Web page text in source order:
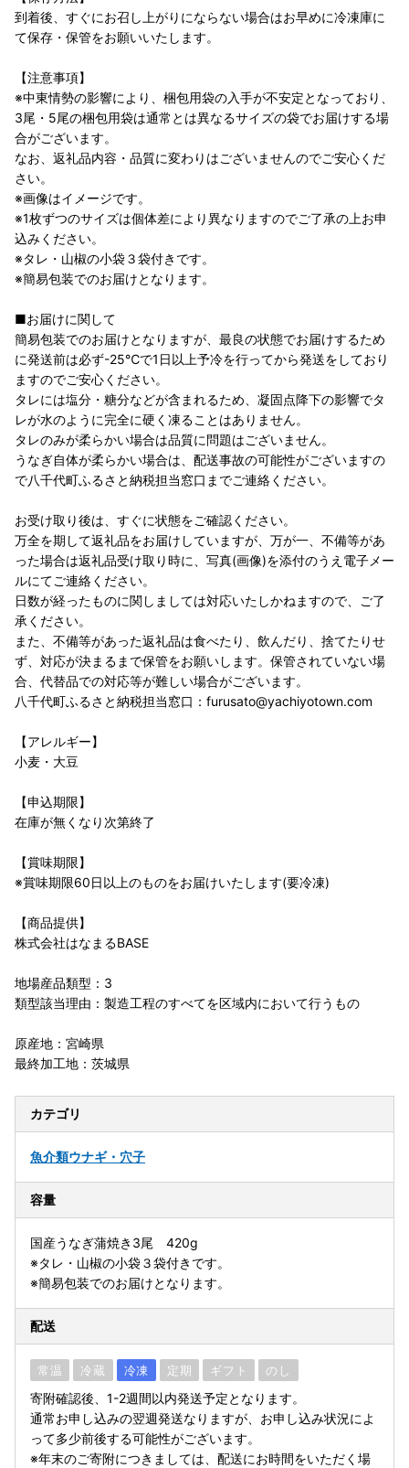
到着後、すぐにお召し上がりにならない場合はお早めに冷凍庫に
て保存・保管をお願いいたします。
【注意事項】
※中東情勢の影響により、梱包用袋の入手が不安定となっており、
3尾・5尾の梱包用袋は通常とは異なるサイズの袋でお届けする場
合がございます。
なお、返礼品内容・品質に変わりはございませんのでご安心くだ
さい。
※画像はイメージです。
※1枚ずつのサイズは個体差により異なりますのでご了承の上お申
込みください。
※タレ・山椒の小袋３袋付きです。
※簡易包装でのお届けとなります。
■お届けに関して
簡易包装でのお届けとなりますが、最良の状態でお届けするため
に発送前は必ず-25℃で1日以上予冷を行ってから発送をしており
ますのでご安心ください。
タレには塩分・糖分などが含まれるため、凝固点降下の影響でタ
レが水のように完全に硬く凍ることはありません。
タレのみが柔らかい場合は品質に問題はございません。
うなぎ自体が柔らかい場合は、配送事故の可能性がございますの
で八千代町ふるさと納税担当窓口までご連絡ください。
お受け取り後は、すぐに状態をご確認ください。
万全を期して返礼品をお届けしていますが、万が一、不備等があ
った場合は返礼品受け取り時に、写真(画像)を添付のうえ電子メー
ルにてご連絡ください。
日数が経ったものに関しましては対応いたしかねますので、ご了
承ください。
また、不備等があった返礼品は食べたり、飲んだり、捨てたりせ
ず、対応が決まるまで保管をお願いします。保管されていない場
合、代替品での対応等が難しい場合がございます。
八千代町ふるさと納税担当窓口：furusato@yachiyotown.com
【アレルギー】
小麦・大豆
【申込期限】
在庫が無くなり次第終了
【賞味期限】
※賞味期限60日以上のものをお届けいたします(要冷凍)
【商品提供】
株式会社はなまるBASE
地場産品類型：3
類型該当理由：製造工程のすべてを区域内において行うもの
原産地：宮崎県
最終加工地：茨城県
カテゴリ
魚介類ウナギ・穴子
容量
国産うなぎ蒲焼き3尾 420g
※タレ・山椒の小袋３袋付きです。
※簡易包装でのお届けとなります。
配送
常温 冷蔵 冷凍 定期 ギフト のし
寄附確認後、1-2週間以内発送予定となります。
通常お申し込みの翌週発送なりますが、お申し込み状況によ
って多少前後する可能性がございます。
※年末のご寄附につきましては、配送にお時間をいただく場